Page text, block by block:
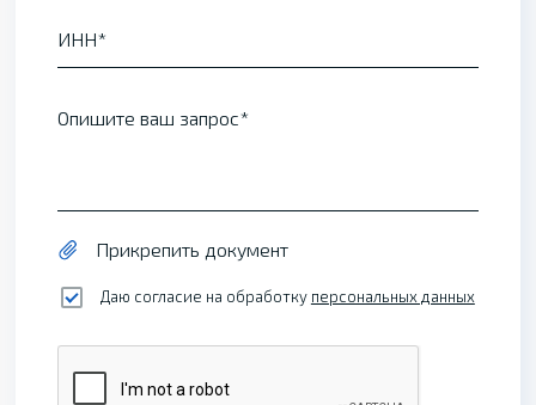
ИНН
Опишите ваш запрос
Прикрепить документ
Даю согласие на обработку персональных данных